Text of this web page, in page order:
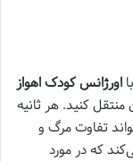
اورژانس کودک اهواز
کنید. هر ثانیه
تفاوت مرگ و
که در مورد